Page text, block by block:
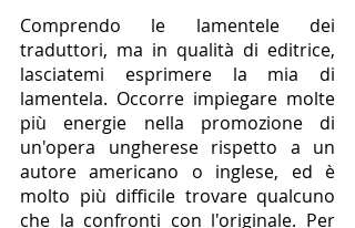
Comprendo le lamentele dei
traduttori, ma in qualità di editrice,
lasciatemi esprimere la mia di
lamentela. Occorre impiegare molte
più energie nella promozione di
un'opera ungherese rispetto a un
autore americano o inglese, ed è
molto più difficile trovare qualcuno
che la confronti con l'originale. Per